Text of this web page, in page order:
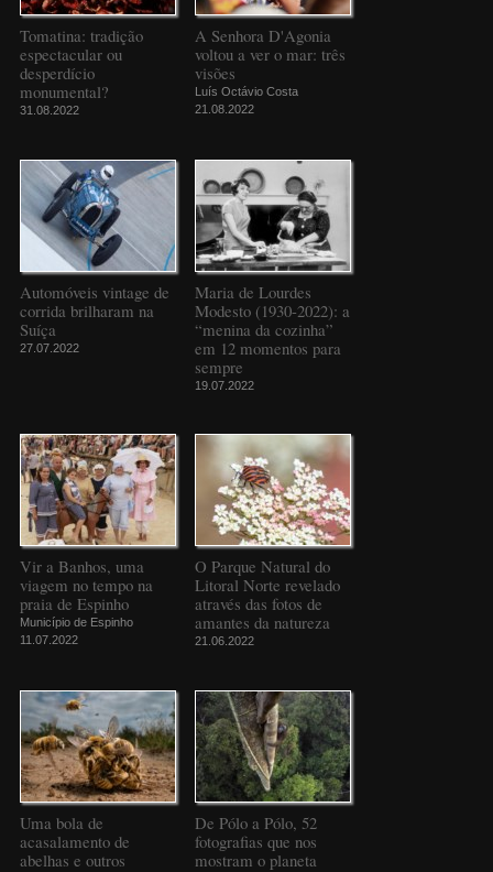
Tomatina: tradição
espectacular ou
desperdício
monumental?
31.08.2022
A Senhora D'Agonia
voltou a ver o mar: três
visões
Luís Octávio Costa
21.08.2022
Automóveis vintage de
corrida brilharam na
Suíça
27.07.2022
Maria de Lourdes
Modesto (1930-2022): a
“menina da cozinha”
em 12 momentos para
sempre
19.07.2022
Vir a Banhos, uma
viagem no tempo na
praia de Espinho
Município de Espinho
11.07.2022
O Parque Natural do
Litoral Norte revelado
através das fotos de
amantes da natureza
21.06.2022
Uma bola de
acasalamento de
abelhas e outros
De Pólo a Pólo, 52
fotografias que nos
mostram o planeta